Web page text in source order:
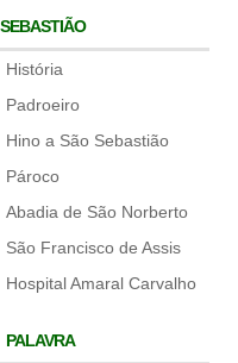
SEBASTIÃO
História
Padroeiro
Hino a São Sebastião
Pároco
Abadia de São Norberto
São Francisco de Assis
Hospital Amaral Carvalho
PALAVRA